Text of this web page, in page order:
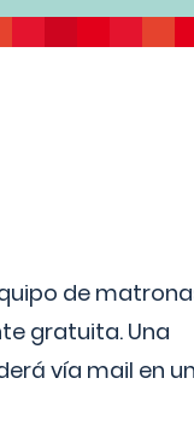
de
gratuita. Una
vía mail en un